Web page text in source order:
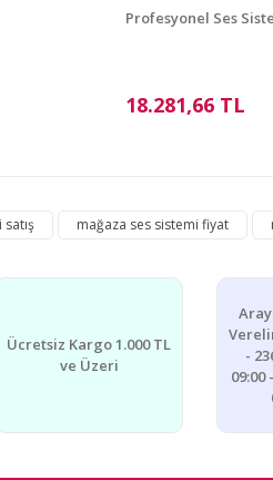
Profesyonel Ses
18.281,66 TL
mağaza ses sistemi fiyat
Ücretsiz Kargo 1.000 TL
ve Üzeri
-
09:00